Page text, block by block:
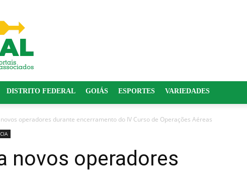
DISTRITO FEDERAL GOIÁS ESPORTES VARIEDADES
operadores durante encerramento do IV Curso de Operações Aéreas
novos operadores